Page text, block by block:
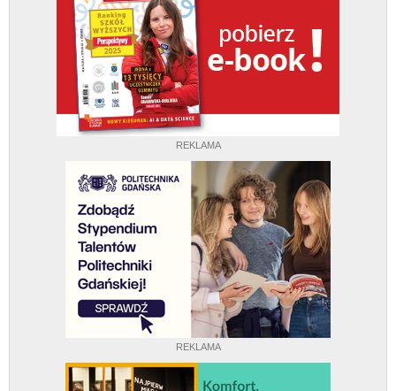
REKLAMA
REKLAMA